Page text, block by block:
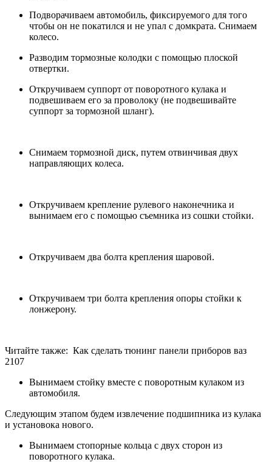
Подворачиваем автомобиль, фиксируемого для того
чтобы он не покатился и не упал с домкрата. Снимаем
колесо.
Разводим тормозные колодки с помощью плоской
отвертки.
Откручиваем суппорт от поворотного кулака и
подвешиваем его за проволоку (не подвешивайте
суппорт за тормозной шланг).
Снимаем тормозной диск, путем отвинчивая двух
направляющих колеса.
Откручиваем крепление рулевого наконечника и
вынимаем его с помощью съемника из сошки стойки.
Откручиваем два болта крепления шаровой.
Откручиваем три болта крепления опоры стойки к
лонжерону.
Читайте также: Как сделать тюнинг панели приборов ваз
2107
Вынимаем стойку вместе с поворотным кулаком из
автомобиля.
Следующим этапом будем извлечение подшипника из кулака
и установока нового.
Вынимаем стопорные кольца с двух сторон из
поворотного кулака.